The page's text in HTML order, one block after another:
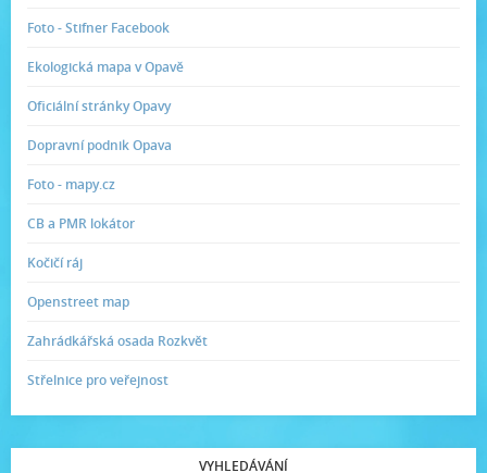
Foto - Stifner Facebook
Ekologická mapa v Opavě
Oficiální stránky Opavy
Dopravní podnik Opava
Foto - mapy.cz
CB a PMR lokátor
Kočičí ráj
Openstreet map
Zahrádkářská osada Rozkvět
Střelnice pro veřejnost
VYHLEDÁVÁNÍ